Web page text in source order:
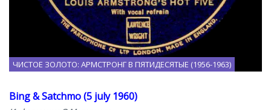
ЧИСТОЕ ЗОЛОТО: АРМСТРОНГ В ПЯТИДЕСЯТЫЕ (1956-1963)
Bing & Satchmo (5 july 1960)